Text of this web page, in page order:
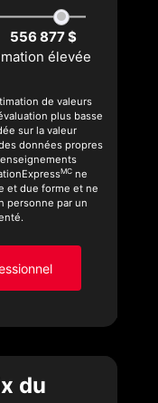
556 877 $
élevée
de valeurs
plus basse
sur la valeur
données propres
MCne
et due forme et ne
personne par un
du